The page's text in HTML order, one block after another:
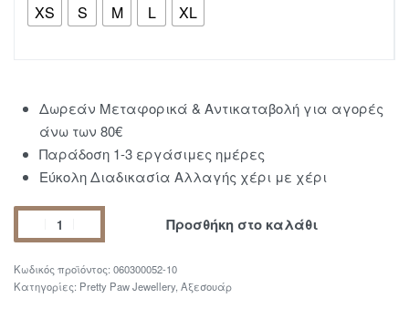
XS S M L XL
Δωρεάν Μεταφορικά & Αντικαταβολή για αγορές
άνω των 80€
Παράδοση 1-3 εργάσιμες ημέρες
Εύκολη Διαδικασία Αλλαγής χέρι με χέρι
Προσθήκη στο καλάθι
060300052-10
Κατηγορίες: Pretty Paw Jewellery, Αξεσουάρ